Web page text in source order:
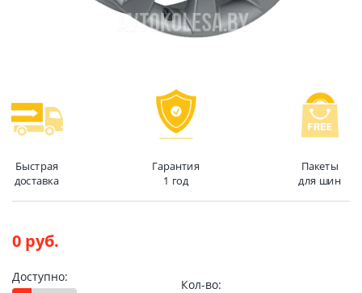
Быстрая
доставка
Гарантия
1 год
Пакеты
для шин
0 руб.
Доступно:
Кол-во: